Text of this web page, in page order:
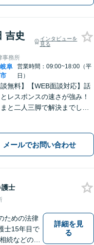
吉史
インタビューを
見る
事務所
岐阜
市
営業時間：09:00~18:00（平
日）
談無料】【WEB面談対応】話
レスポンスの速さが強み！
と二人三脚で解決までしっ
見出します。お悩みの方はぜ
ください【柔軟な費用体系】
メールでお問い合わせ
護士
ための法律
士15年目で
続などの相
詳細を見
る